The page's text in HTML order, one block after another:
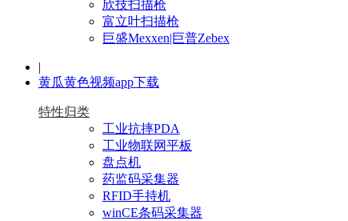
欣技扫描枪
富立叶扫描枪
巨盛Mexxen|巨普Zebex
|
黄瓜黄色视频app下载
特性归类
工业抗摔PDA
工业物联网平板
盘点机
药监码采集器
RFID手持机
winCE条码采集器